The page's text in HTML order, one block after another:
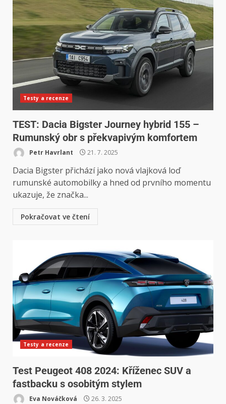
Testy a recenze
TEST: Dacia Bigster Journey hybrid 155 –
Rumunský obr s překvapivým komfortem
Petr Havrlant 21. 7. 2025
Dacia Bigster přichází jako nová vlajková loď
rumunské automobilky a hned od prvního momentu
ukazuje, že značka...
Pokračovat ve čtení
Testy a recenze
Test Peugeot 408 2024: Kříženec SUV a
fastbacku s osobitým stylem
Eva Nováčková 26. 3. 2025